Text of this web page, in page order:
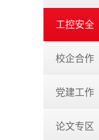
工控安全
校企合作
党建工作
论文专区